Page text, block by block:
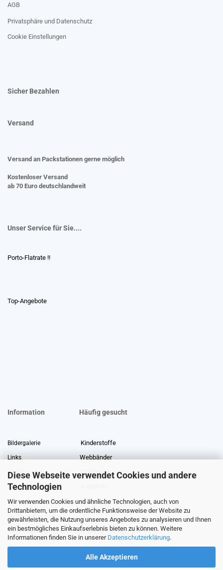
Diese Webseite verwendet Cookies und andere
Technologien
Wir verwenden Cookies und ähnliche Technologien, auch von
Drittanbietern, um die ordentliche Funktionsweise der Website zu
gewährleisten, die Nutzung unseres Angebotes zu analysieren und Ihnen
ein bestmögliches Einkaufserlebnis bieten zu können. Weitere
Informationen finden Sie in unserer Datenschutzerklärung.
Alle Akzeptieren
AGB
Privatsphäre und Datenschutz
Cookie Einstellungen
Sicher Bezahlen
Versand
Versand an Packstationen gerne möglich
Kostenloser Versand
ab 70 Euro deutschlandweit
Unser Service für Sie....
Porto-Flatrate !!
Top-Angebote
Information Häufig gesucht
Bildergalerie Kinderstoffe
Links Webbänder
Stoffe Lexikon Stoffreste
Über uns
Gewerberabatt Meterware
Stoffe auf Rechnung
Information zur Echtheit von Kundenbewertungen